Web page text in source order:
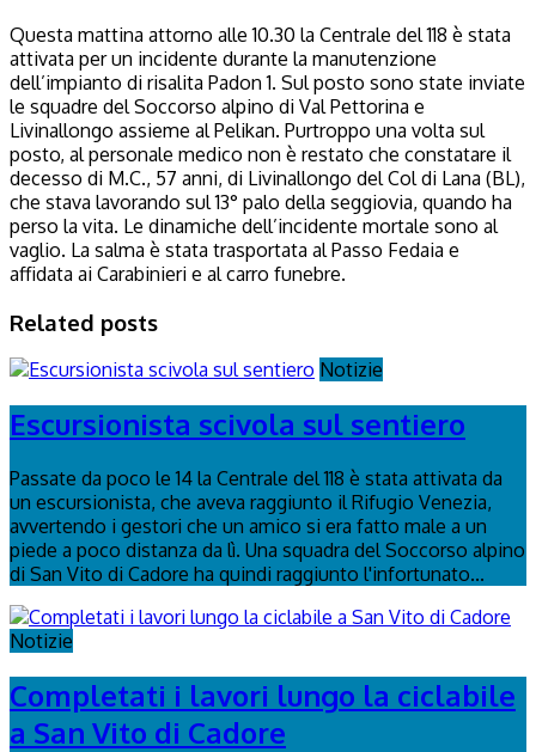
Questa mattina attorno alle 10.30 la Centrale del 118 è stata
attivata per un incidente durante la manutenzione
dell’impianto di risalita Padon 1. Sul posto sono state inviate
le squadre del Soccorso alpino di Val Pettorina e
Livinallongo assieme al Pelikan. Purtroppo una volta sul
posto, al personale medico non è restato che constatare il
decesso di M.C., 57 anni, di Livinallongo del Col di Lana (BL),
che stava lavorando sul 13° palo della seggiovia, quando ha
perso la vita. Le dinamiche dell’incidente mortale sono al
vaglio. La salma è stata trasportata al Passo Fedaia e
affidata ai Carabinieri e al carro funebre.
Related posts
Notizie
Escursionista scivola sul sentiero
Passate da poco le 14 la Centrale del 118 è stata attivata da
un escursionista, che aveva raggiunto il Rifugio Venezia,
avvertendo i gestori che un amico si era fatto male a un
piede a poco distanza da lì. Una squadra del Soccorso alpino
di San Vito di Cadore ha quindi raggiunto l'infortunato...
Notizie
Completati i lavori lungo la ciclabile
a San Vito di Cadore